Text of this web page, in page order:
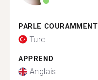
PARLE COURAMMENT
Turc
APPREND
Anglais